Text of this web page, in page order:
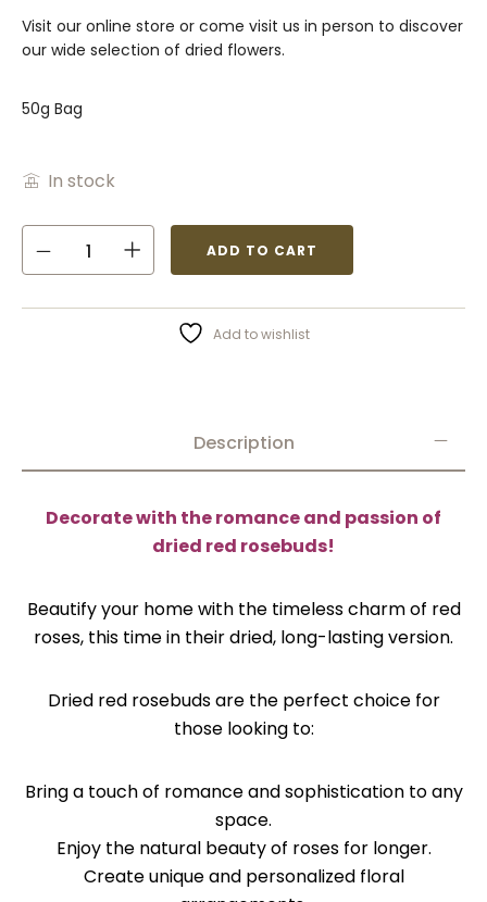
Visit our online store or come visit us in person to discover
our wide selection of dried flowers.
50g Bag
In stock
ADD TO CART
Add to wishlist
Description
Decorate with the romance and passion of
dried red rosebuds!
Beautify your home with the timeless charm of red
roses, this time in their dried, long-lasting version.
Dried red rosebuds are the perfect choice for
those looking to:
Bring a touch of romance and sophistication to any
space.
Enjoy the natural beauty of roses for longer.
Create unique and personalized floral